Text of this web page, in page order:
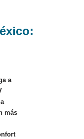
a
más